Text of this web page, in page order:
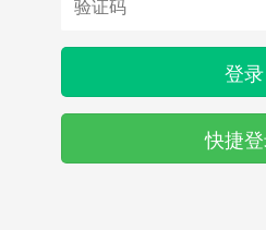
登录
快捷